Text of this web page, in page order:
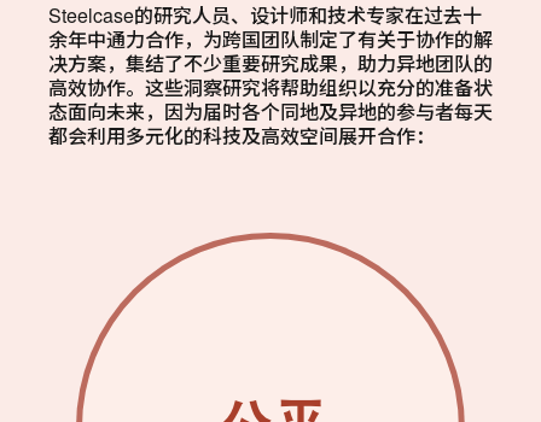
Steelcase的研究人员、设计师和技术专家在过去十
余年中通力合作，为跨国团队制定了有关于协作的解
决方案，集结了不少重要研究成果，助力异地团队的
高效协作。这些洞察研究将帮助组织以充分的准备状
态面向未来，因为届时各个同地及异地的参与者每天
都会利用多元化的科技及高效空间展开合作：